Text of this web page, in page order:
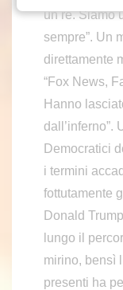
un re. Siamo
sempre”. Un
direttamente
“Fox News,
Hanno
dall’inferno”.
Democratici
i termini
fottutamente
Donald
lungo il
mirino, bensì
presenti ha